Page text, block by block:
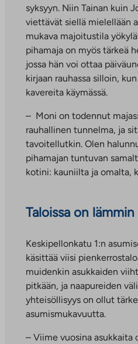
syksyyn. Niin Tainan kuin
viettävät siellä mielellään
mukava majoitustila
pihamaja on myös tärkeä
jossa hän voi ottaa
kirjaan rauhassa silloin,
kavereita käymässä.
– Moni on todennut
rauhallinen tunnelma, ja
tavoitellutkin. Olen
pihamajan tuntuvan
kotini: kauniilta ja omalta,
Taloissa on
Keskipellonkatu 1:n
käsittää viisi
muidenkin asukkaiden
pitkään, ja naapureiden
yhteisöllisyys on ollut
asumismukavuutta.
– Viime vuosina asukkaita